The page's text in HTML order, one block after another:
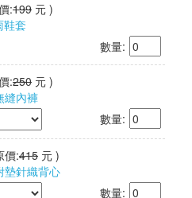
:199 元 )
鞋套
數量:
:250 元 )
縫內褲
數量:
價:415 元 )
墊針織背心
數量: